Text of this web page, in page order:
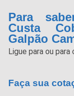
Para
Custa
Galpão
Ligue paraou para
Faça sua